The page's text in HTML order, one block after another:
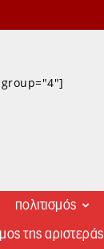
πολιτισμός
της αριστεράς